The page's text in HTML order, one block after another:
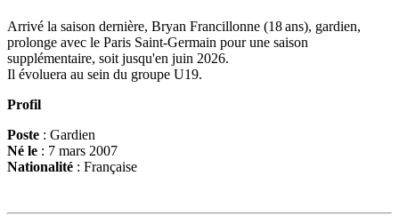
Arrivé la saison dernière, Bryan Francillonne (18 ans), gardien,
prolonge avec le Paris Saint-Germain pour une saison
supplémentaire, soit jusqu'en juin 2026.
Il évoluera au sein du groupe U19.
Profil
Poste : Gardien
Né le : 7 mars 2007
Nationalité : Française